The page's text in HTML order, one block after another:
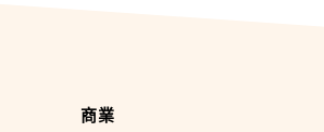
商業